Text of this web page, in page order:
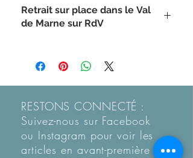
Retrait sur place dans le Val
de Marne sur RdV
RESTONS CONNECTÉ :
Suivez-nous sur Facebook
ou Instagram pour voir les
articles en avant-première